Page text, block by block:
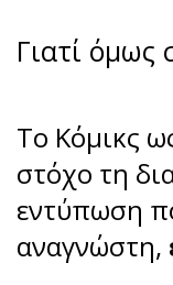
Γιατί όμως
Το Κόμικς
στόχο τη
εντύπωση
αναγνώστη,